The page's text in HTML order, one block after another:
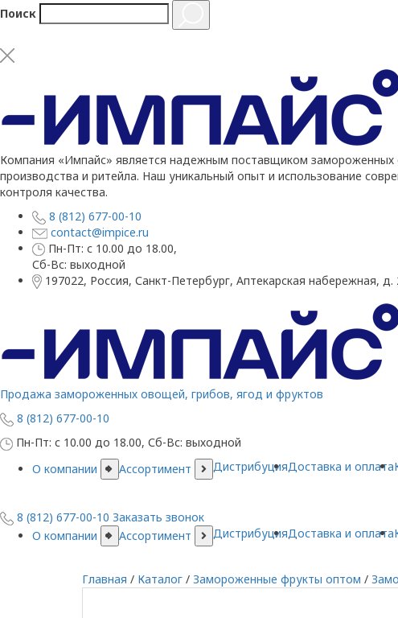
Поиск
Компания «Импайс» является надежным поставщиком
производства и ритейла. Наш уникальный опыт и использование
контроля качества.
8 (812) 677-00-10
contact@impice.ru
Пн-Пт: с 10.00 до 18.00,
Сб-Вс: выходной
197022, Россия, Санкт-Петербург, Аптекарская набережная, д.
Продажа замороженных овощей, грибов, ягод и фруктов
8 (812) 677-00-10
Пн-Пт: с 10.00 до 18.00, Сб-Вс: выходной
О компании
Ассортимент ДистрибуцияДоставка и оплата
8 (812) 677-00-10 Заказать звонок
О компании
Ассортимент ДистрибуцияДоставка и оплата
Главная / Каталог / Замороженные фрукты оптом /